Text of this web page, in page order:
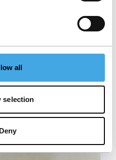
all
selection
Deny